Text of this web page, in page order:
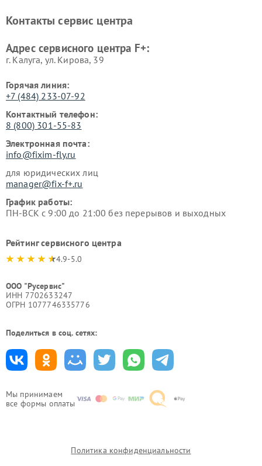
Мы принимаем
все формы оплаты
Контакты сервис центра
Адрес сервисного центра F+:
г. Калуга, ул. Кирова, 39
Горячая линия:
+7 (484) 233-07-92
Контактный телефон:
8 (800) 301-55-83
Электронная почта:
info@fixim-fly.ru
для юридических лиц
manager@fix-f+.ru
График работы:
ПН-ВСК с 9:00 до 21:00 без перерывов и выходных
Рейтинг сервисного центра
4.9-5.0
ООО "Русервис"
ИНН 7702633247
ОГРН 1077746335776
Поделиться в соц. сетях:
Политика конфиденциальности